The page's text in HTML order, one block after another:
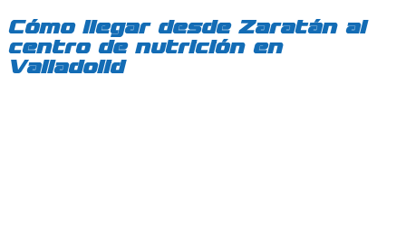
Cómo llegar desde Zaratán al
centro de nutrición en
Valladolid